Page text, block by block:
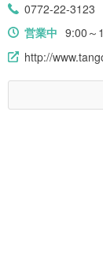
0772-22-3123
営業中 9:00～
http://